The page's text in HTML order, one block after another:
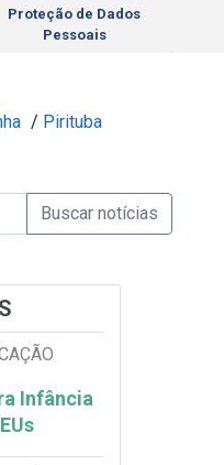
Proteção de Dados
Pessoais
/ Pirituba
de Notícias
Enviar a Busca de
Infância